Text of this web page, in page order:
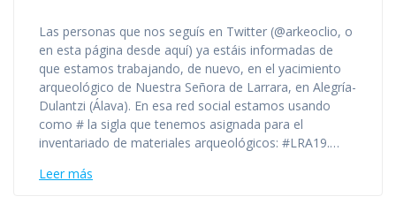
Las personas que nos seguís en Twitter (@arkeoclio, o
en esta página desde aquí) ya estáis informadas de
que estamos trabajando, de nuevo, en el yacimiento
arqueológico de Nuestra Señora de Larrara, en Alegría-
Dulantzi (Álava). En esa red social estamos usando
como # la sigla que tenemos asignada para el
inventariado de materiales arqueológicos: #LRA19.…
Leer más